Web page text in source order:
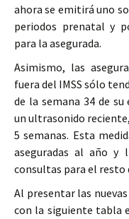
ahora se emitirá uno
periodos prenatal y
para la asegurada.
Asimismo, las
fuera del IMSS sólo
de la semana 34 de
un ultrasonido
5 semanas. Esta
aseguradas al año y
consultas para el resto
Al presentar las
con la siguiente tabla